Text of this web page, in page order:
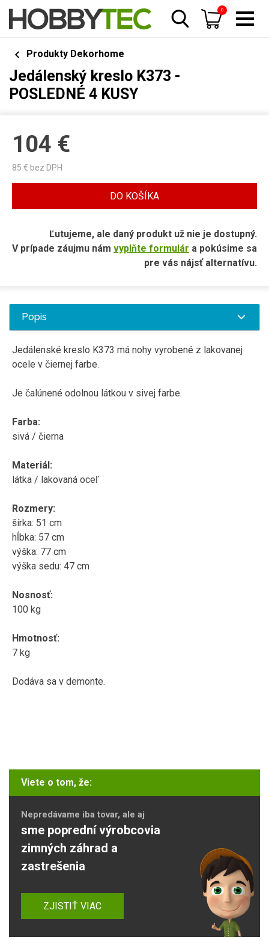
0
Produkty Dekorhome
Jedálenský kreslo K373 -
POSLEDNÉ 4 KUSY
104 €
85 € bez DPH
DO KOŠÍKA
Ľutujeme, ale daný produkt už nie je dostupný.
V prípade záujmu nám vyplňte formulár a pokúsime sa
pre vás nájsť alternatívu.
Popis
Jedálenské kreslo K373 má nohy vyrobené z lakovanej
ocele v čiernej farbe.
Je čalúnené odolnou látkou v sivej farbe.
Farba:
sivá / čierna
Materiál:
látka / lakovaná oceľ
Rozmery:
šírka: 51 cm
hĺbka: 57 cm
výška: 77 cm
výška sedu: 47 cm
Nosnosť:
100 kg
Hmotnosť:
7 kg
Dodáva sa v demonte.
Viete o tom, že:
Nepredávame iba tovar, ale aj
sme poprední výrobcovia
zimných záhrad a
zastrešenia
ZJISTIŤ VIAC